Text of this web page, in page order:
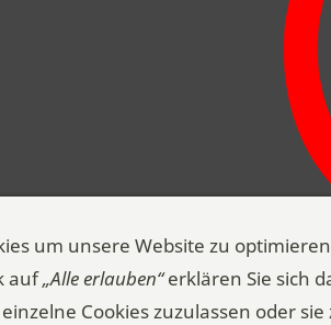
© 2026 |
um unsere Website zu
auf„Alle erlauben“erklären Sie sich
Cookies zuzulassen oder